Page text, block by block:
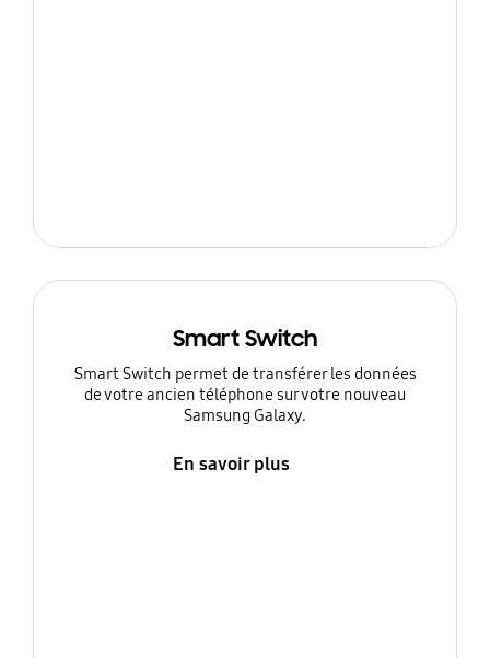
Smart Switch
Smart Switch permet de transférer les données
de votre ancien téléphone sur votre nouveau
Samsung Galaxy.
En savoir plus